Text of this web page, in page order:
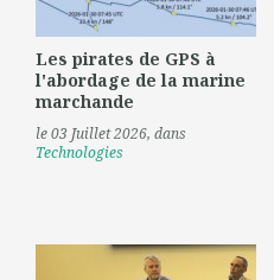
Les pirates de GPS à
l'abordage de la marine
marchande
le 03 Juillet 2026, dans
Technologies